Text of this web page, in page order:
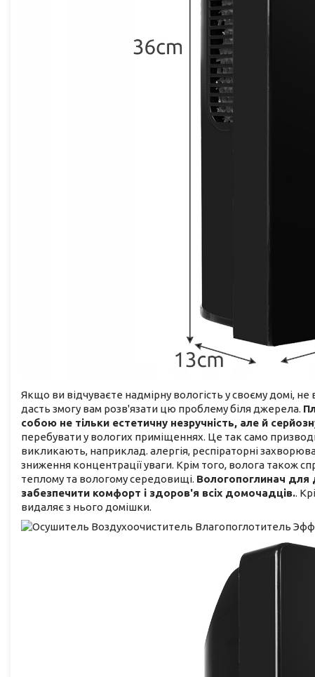
Якщо ви відчуваєте надмірну вологість у своєму домі,
дасть змогу вам розв'язати цю проблему біля джерела.
собою не тільки естетичну незручність, але й
перебувати у вологих приміщеннях. Це так само
викликають, наприклад. алергія, респіраторні
зниження концентрації уваги. Крім того, волога також
теплому та вологому середовищі. Вологопоглинач
забезпечити комфорт і здоров'я всіх домочадців..
видаляє з нього домішки.